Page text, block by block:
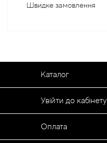
Швидке замовлення
Каталог
Увійти до кабінету
Оплата